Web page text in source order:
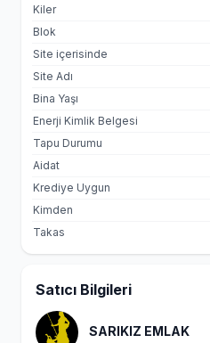
Kiler
Blok
Site içerisinde
Site Adı
Bina Yaşı
Enerji Kimlik Belgesi
Tapu Durumu
Aidat
Krediye Uygun
Kimden
Takas
Satıcı Bilgileri
SARIKIZ EMLAK